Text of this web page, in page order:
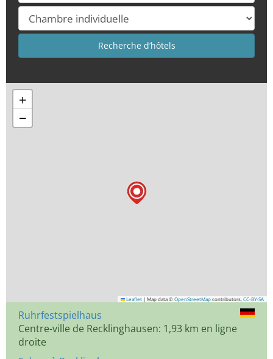
+
−
Leaflet | Map data © OpenStreetMap contributors, CC-BY-SA
Ruhrfestspielhaus
Centre-ville de Recklinghausen: 1,93 km en ligne
droite